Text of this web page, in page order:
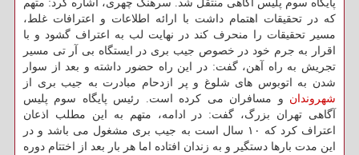
پایگاه سوم پلیس آگاهی منتقل شد. سرهنگ چهری، اشاره كرد: متهم
كه در تحقیقات اهتمام داشت با ارائه اطلاعات و اعترافات غلط،
مسیر تحقیقات را منحرف كند در نهایت لب به اعتراف گشود و با
اقرار به جرم خود در خصوص جیب بری در ایستگاه بی آر تی مسیر
تجریش به راه آهن، گفت: در این راه حضور داشته و بعد از سوار
شدن به اتوبوس های شلوغ و پر ازدحام مبادرت به جیب بری از
شهروندان و مسافران می كرده است. رئیس پایگاه سوم پلیس
آگاهی تهران بزرگ، گفت: در ادامه، متهم به این مطلب اذعان
اعتراف كرد كه ۱۰ سال است به جیب بری مشغول می باشد و در
این مدت بارها دستگیر و به زندان افتاده اما هر بار بعد از اختتام دوره